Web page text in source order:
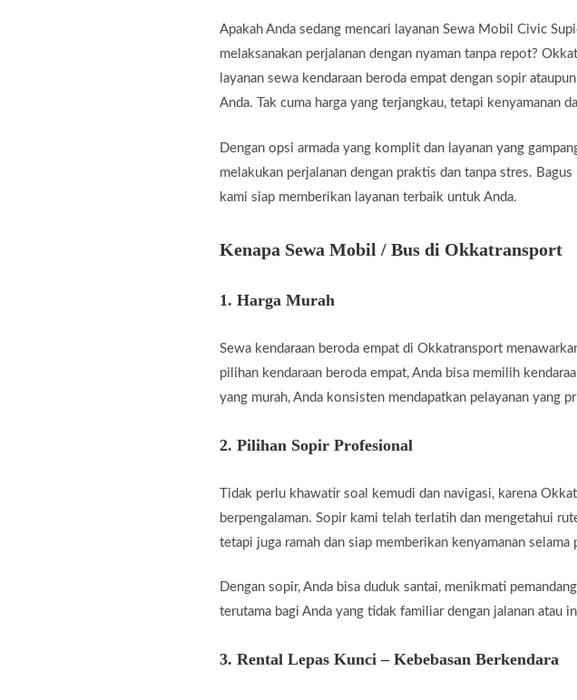
Apakah Anda sedang mencari layanan Sewa Mobil Civic
melaksanakan perjalanan dengan nyaman tanpa repot?
layanan sewa kendaraan beroda empat dengan sopir
Anda. Tak cuma harga yang terjangkau, tetapi kenyamanan
Dengan opsi armada yang komplit dan layanan yang
melakukan perjalanan dengan praktis dan tanpa stres.
kami siap memberikan layanan terbaik untuk Anda.
Kenapa Sewa Mobil / Bus di Okkatransport
1. Harga Murah
Sewa kendaraan beroda empat di Okkatransport
pilihan kendaraan beroda empat, Anda bisa memilih
yang murah, Anda konsisten mendapatkan pelayanan yang
2. Pilihan Sopir Profesional
Tidak perlu khawatir soal kemudi dan navigasi, karena
berpengalaman. Sopir kami telah terlatih dan mengetahui
tetapi juga ramah dan siap memberikan kenyamanan selama
Dengan sopir, Anda bisa duduk santai, menikmati
terutama bagi Anda yang tidak familiar dengan jalanan atau
3. Rental Lepas Kunci – Kebebasan Berkendara